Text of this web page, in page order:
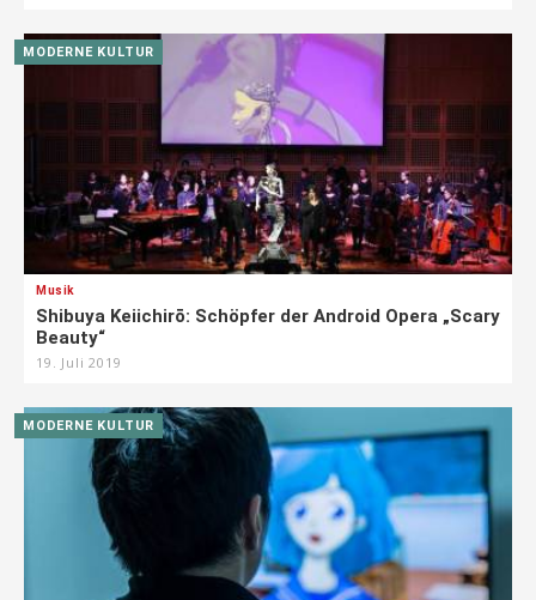
MODERNE KULTUR
Musik
Shibuya Keiichirō: Schöpfer der Android Opera „Scary
Beauty“
19. Juli 2019
MODERNE KULTUR